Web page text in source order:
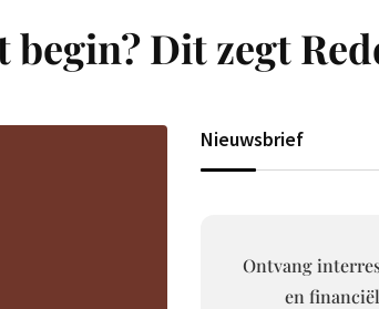
begin? Dit zegt
Nieuwsbrief
Ontvang
en